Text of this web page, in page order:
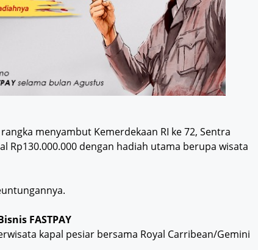
menyambut Kemerdekaan RI ke 72, Sentra
Rp130.000.000 dengan hadiah utama berupa wisata
FASTPAY
kapal pesiar bersama Royal Carribean/Gemini